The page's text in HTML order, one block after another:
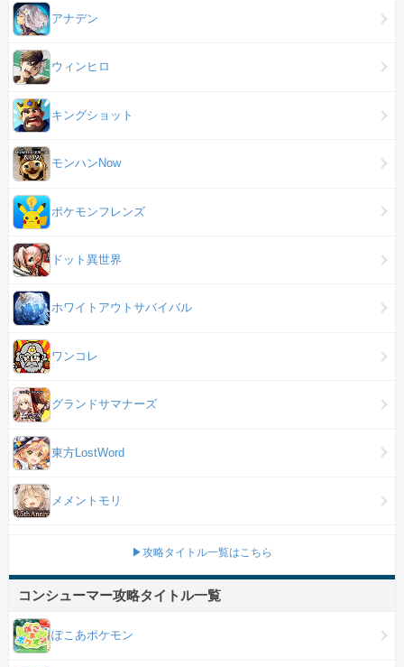
アナデン
ウィンヒロ
キングショット
モンハンNow
ポケモンフレンズ
ドット異世界
ホワイトアウトサバイバル
ワンコレ
グランドサマナーズ
東方LostWord
メメントモリ
▶攻略タイトル一覧はこちら
コンシューマー攻略タイトル一覧
ぽこあポケモン